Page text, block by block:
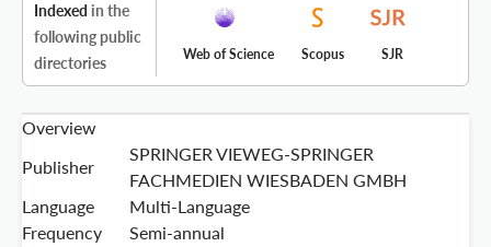
Indexed in the
following public
directories
Web of Science Scopus SJR
Overview
Publisher
SPRINGER VIEWEG-SPRINGER
FACHMEDIEN WIESBADEN GMBH
Language
Multi-Language
Frequency
Semi-annual